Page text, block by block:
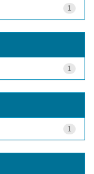
1
1
1